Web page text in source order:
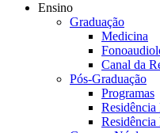
Ensino
Graduação
Medicina
Canal da
Pós-Graduação
Programas
Residência